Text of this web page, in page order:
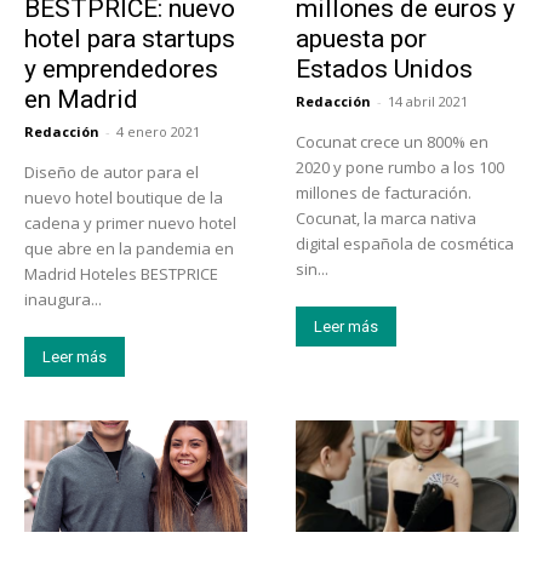
BESTPRICE: nuevo
hotel para startups
y emprendedores
en Madrid
Redacción - 4 enero 2021
Diseño de autor para el
nuevo hotel boutique de la
cadena y primer nuevo hotel
que abre en la pandemia en
Madrid Hoteles BESTPRICE
inaugura...
Leer más
millones de euros y
apuesta por
Estados Unidos
Redacción - 14 abril 2021
Cocunat crece un 800% en
2020 y pone rumbo a los 100
millones de facturación.
Cocunat, la marca nativa
digital española de cosmética
sin...
Leer más